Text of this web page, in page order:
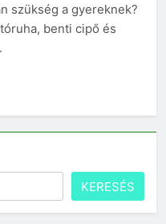
szükség a gyereknek?
benti cipő és
KERESÉS